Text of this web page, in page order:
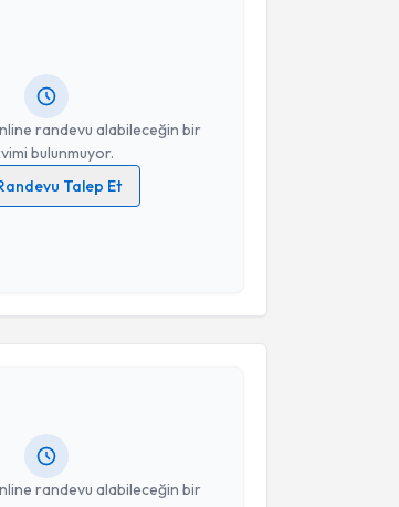
randevu alabileceğin bir
bulunmuyor.
Talep Et
ilişkinAydınlatma Metni
Talebini Gönder
randevu alabileceğin bir